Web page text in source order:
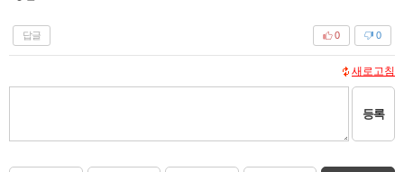
답글 0
0
새로고침
등록